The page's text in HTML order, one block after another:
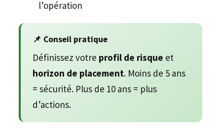
l’opération
📌 Conseil pratique
Définissez votre profil de risque et
horizon de placement. Moins de 5 ans
= sécurité. Plus de 10 ans = plus
d’actions.